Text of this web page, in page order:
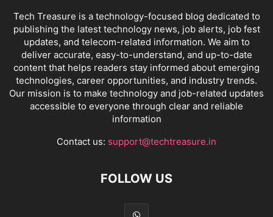
Tech Treasure is a technology-focused blog dedicated to
publishing the latest technology news, job alerts, job fest
updates, and telecom-related information. We aim to
deliver accurate, easy-to-understand, and up-to-date
content that helps readers stay informed about emerging
technologies, career opportunities, and industry trends.
Our mission is to make technology and job-related updates
accessible to everyone through clear and reliable
information
Contact us: support@techtreasure.in
FOLLOW US